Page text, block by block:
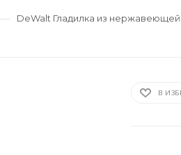
— DeWalt Гладилка из
В